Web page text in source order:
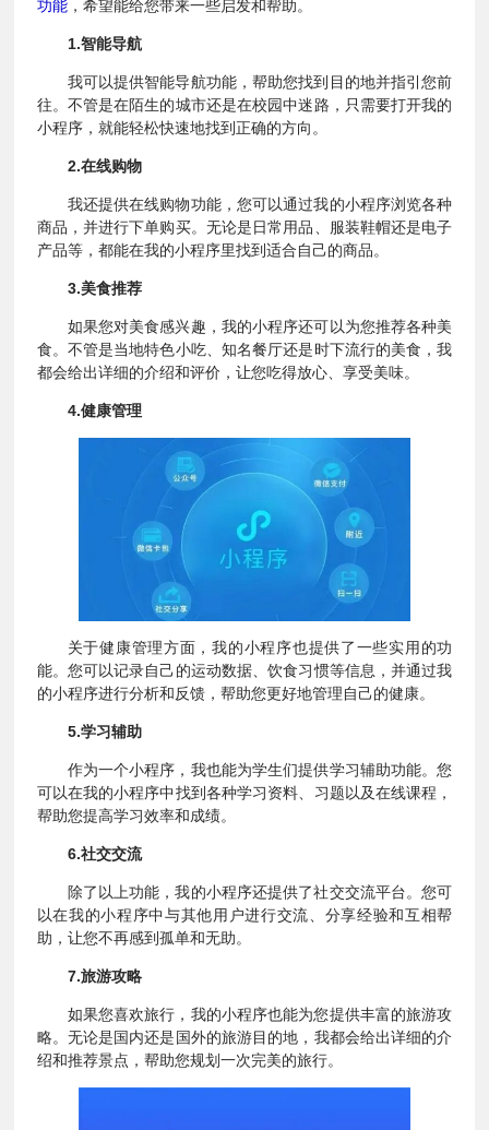
功能，希望能给您带来一些启发和帮助。
1.智能导航
我可以提供智能导航功能，帮助您找到目的地并指引您前
往。不管是在陌生的城市还是在校园中迷路，只需要打开我的
小程序，就能轻松快速地找到正确的方向。
2.在线购物
我还提供在线购物功能，您可以通过我的小程序浏览各种
商品，并进行下单购买。无论是日常用品、服装鞋帽还是电子
产品等，都能在我的小程序里找到适合自己的商品。
3.美食推荐
如果您对美食感兴趣，我的小程序还可以为您推荐各种美
食。不管是当地特色小吃、知名餐厅还是时下流行的美食，我
都会给出详细的介绍和评价，让您吃得放心、享受美味。
4.健康管理
关于健康管理方面，我的小程序也提供了一些实用的功
能。您可以记录自己的运动数据、饮食习惯等信息，并通过我
的小程序进行分析和反馈，帮助您更好地管理自己的健康。
5.学习辅助
作为一个小程序，我也能为学生们提供学习辅助功能。您
可以在我的小程序中找到各种学习资料、习题以及在线课程，
帮助您提高学习效率和成绩。
6.社交交流
除了以上功能，我的小程序还提供了社交交流平台。您可
以在我的小程序中与其他用户进行交流、分享经验和互相帮
助，让您不再感到孤单和无助。
7.旅游攻略
如果您喜欢旅行，我的小程序也能为您提供丰富的旅游攻
略。无论是国内还是国外的旅游目的地，我都会给出详细的介
绍和推荐景点，帮助您规划一次完美的旅行。